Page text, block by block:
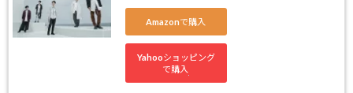
Amazonで購入
Yahooショッピング
で購入